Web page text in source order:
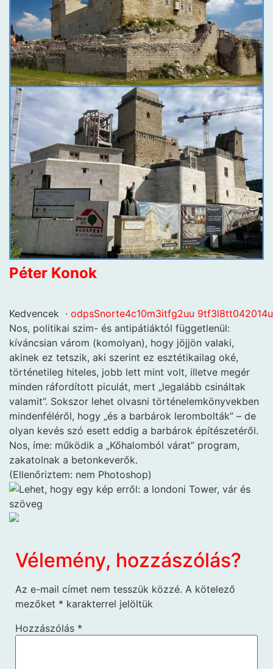
Péter Konok
Kedvencek · odpsSnorte4c10m3itfg2uu 9tf3l8tt042014u
Nos, politikai szim- és antipátiáktól függetlenül:
kíváncsian várom (komolyan), hogy jöjjön valaki,
akinek ez tetszik, aki szerint ez esztétikailag oké,
történetileg hiteles, jobb lett mint volt, illetve megér
minden ráfordított piculát, mert „legalább csináltak
valamit”. Sokszor lehet olvasni történelemkönyvekben
mindenféléről, hogy „és a barbárok lerombolták” – de
olyan kevés szó esett eddig a barbárok építészetéről.
Nos, íme: működik a „Kőhalomból várat” program,
zakatolnak a betonkeverők.
(Ellenőriztem: nem Photoshop)
Vélemény, hozzászólás?
Az e-mail címet nem tesszük közzé. A kötelező
mezőket * karakterrel jelöltük
Hozzászólás *